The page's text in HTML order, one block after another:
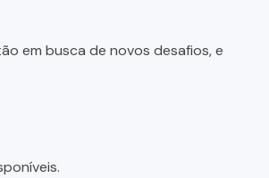
em busca de novos desafios, e